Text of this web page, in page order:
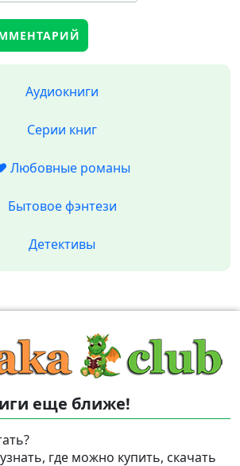
Аудиокниги
Серии книг
Любовные романы
Бытовое фэнтези
Детективы
еще ближе!
где можно купить, скачать